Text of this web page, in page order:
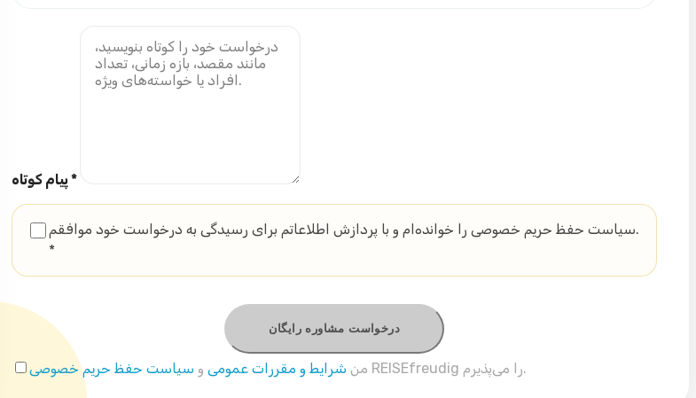
پیام کوتاه *
سیاست حفظ حریم خصوصی را خوانده‌ام و با پردازش اطلاعاتم برای رسیدگی به درخواست خود موافقم.
*
درخواست مشاوره رایگان
من شرایط و مقررات عمومی و سیاست حفظ حریم خصوصی REISEfreudig را می‌پذیرم.